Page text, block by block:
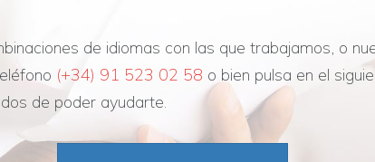
de idiomas con las que trabajamos, o
(+34) 91 523 02 58 o bien pulsa en el
de poder ayudarte.